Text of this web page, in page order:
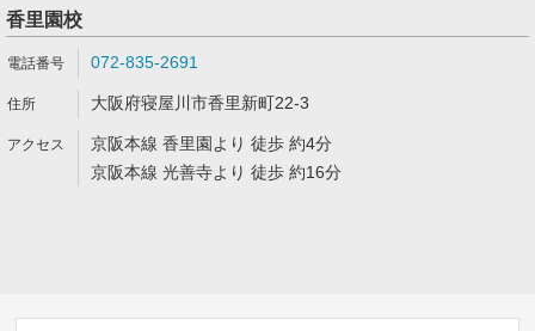
香里園校
072-835-2691
大阪府寝屋川市香里新町22-3
京阪本線 香里園より 徒歩 約4分
京阪本線 光善寺より 徒歩 約16分